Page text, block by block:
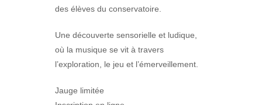
des élèves du conservatoire.
Une découverte sensorielle et ludique,
où la musique se vit à travers
l’exploration, le jeu et l’émerveillement.
Jauge limitée